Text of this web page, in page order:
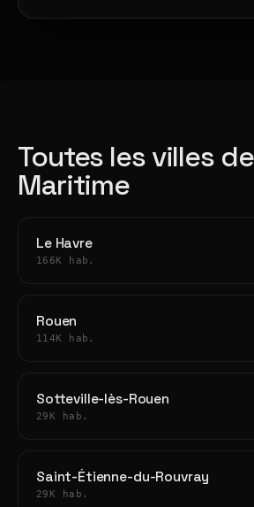
Toutes les villes
Maritime
Le Havre
166K hab.
Rouen
114K hab.
Sotteville-lès-Rouen
29K hab.
Saint-Étienne-du-Rouvray
29K hab.